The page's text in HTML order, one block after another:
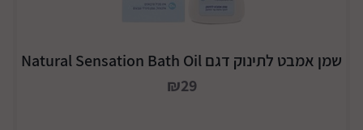
שמן אמבט לתינוק דגם Natural Sensation Bath Oil
₪29